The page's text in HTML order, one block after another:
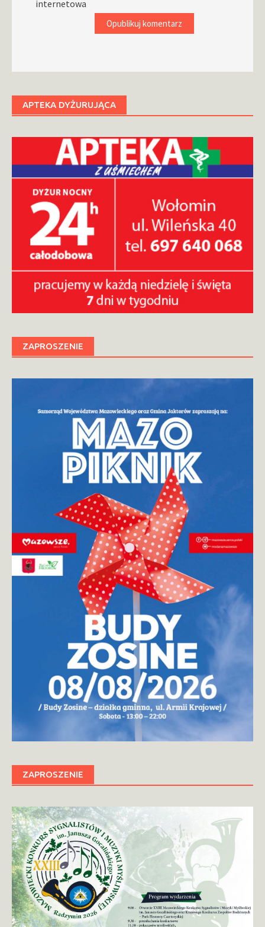
internetowa
APTEKA DYŻURUJĄCA
ZAPROSZENIE
ZAPROSZENIE